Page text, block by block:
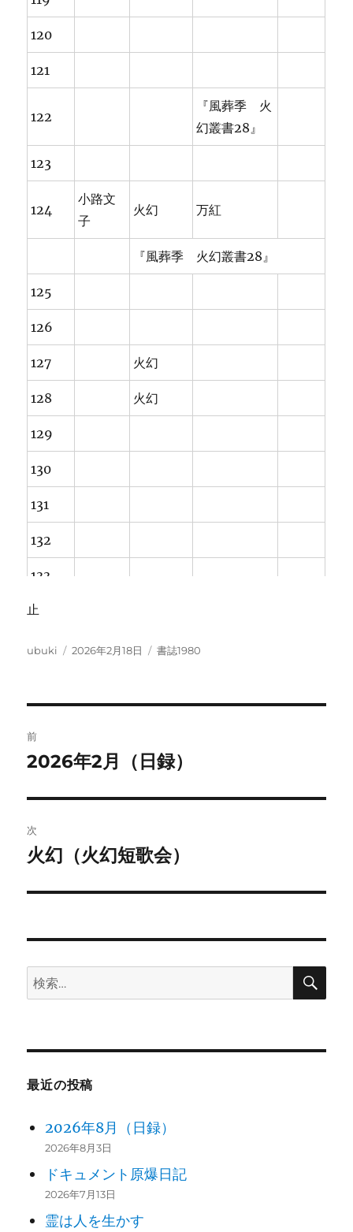
120
121
122
『風葬季 火
幻叢書28』
123
124
小路文
子
火幻 万紅
『風葬季 火幻叢書28』
125
126
127 火幻
128 火幻
129
130
131
132
133
134
135
138
タ
140 標的
141
142
144 火幻
145
147
148
149
止
投
ubuki
投
2026年2月18日
カ
書誌1980
稿
ビ
ゲ
ー
ン
前
前
投
稿:
2026年2月（日録）
次
次
投
火幻（火幻短歌会）
検
索:
検
最近の投稿
2026年8月（日録）
2026年8月3日
ドキュメント原爆日記
2026年7月13日
霊は人を生かす